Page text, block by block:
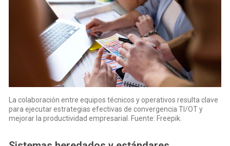
La colaboración entre equipos técnicos y operativos resulta clave
para ejecutar estrategias efectivas de convergencia TI/OT y
mejorar la productividad empresarial. Fuente: Freepik.